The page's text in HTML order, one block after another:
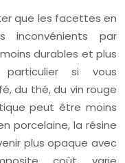
que les facettes en
inconvénients par
durables et plus
si vous
du thé, du vin rouge
peut être moins
porcelaine, la résine
plus opaque avec